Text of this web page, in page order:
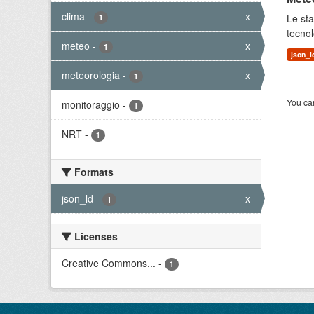
clima - 1 x
meteo - 1 x
meteorologia - 1 x
monitoraggio - 1
NRT - 1
Formats
json_ld - 1 x
Licenses
Creative Commons... - 1
Le
You